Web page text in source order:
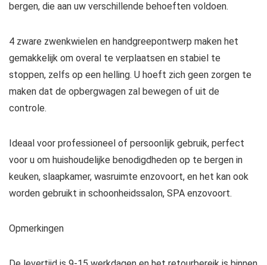
bergen, die aan uw verschillende behoeften voldoen.
4 zware zwenkwielen en handgreepontwerp maken het
gemakkelijk om overal te verplaatsen en stabiel te
stoppen, zelfs op een helling. U hoeft zich geen zorgen te
maken dat de opbergwagen zal bewegen of uit de
controle.
Ideaal voor professioneel of persoonlijk gebruik, perfect
voor u om huishoudelijke benodigdheden op te bergen in
keuken, slaapkamer, wasruimte enzovoort, en het kan ook
worden gebruikt in schoonheidssalon, SPA enzovoort.
Opmerkingen